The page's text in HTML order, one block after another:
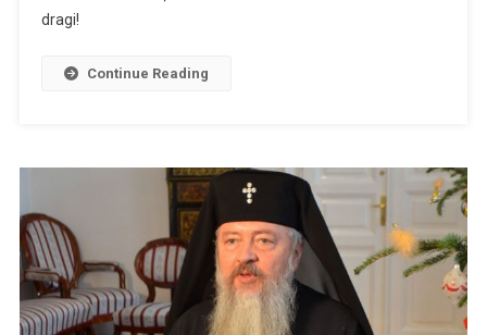
dragi!
Continue Reading